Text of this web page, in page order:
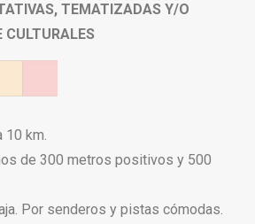
TEMATIZADAS Y/O
CULTURALES
km.
de 300 metros positivos y 500
Por senderos y pistas cómodas.